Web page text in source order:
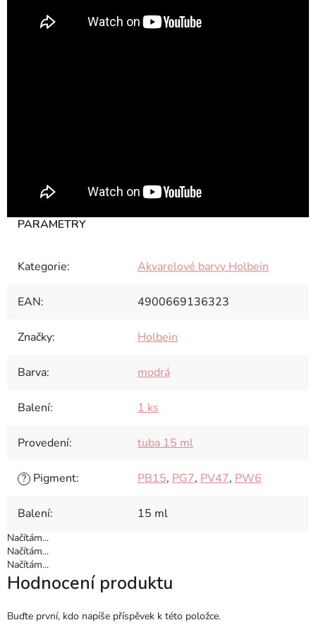
Kategorie: Akvarelové barvy Holbein
EAN: 4900669136323
Značky: Holbein
Barva: modrá
Balení: 1 ks
Provedení: tuba 15 ml
? Pigment: PB15, PG7, PV47, PW6
Balení: 15 ml
Načítám...
Načítám...
Načítám...
Hodnocení produktu
Buďte první, kdo napíše příspěvek k této položce.